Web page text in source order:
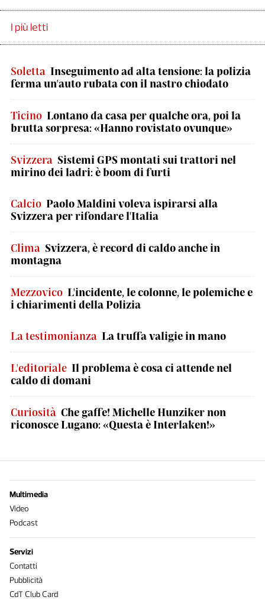
I più letti
Soletta Inseguimento ad alta tensione: la polizia
ferma un'auto rubata con il nastro chiodato
Ticino Lontano da casa per qualche ora, poi la
brutta sorpresa: «Hanno rovistato ovunque»
Svizzera Sistemi GPS montati sui trattori nel
mirino dei ladri: è boom di furti
Calcio Paolo Maldini voleva ispirarsi alla
Svizzera per rifondare l'Italia
Clima Svizzera, è record di caldo anche in
montagna
Mezzovico L'incidente, le colonne, le polemiche e
i chiarimenti della Polizia
La testimonianza La truffa valigie in mano
L'editoriale Il problema è cosa ci attende nel
caldo di domani
Curiosità Che gaffe! Michelle Hunziker non
riconosce Lugano: «Questa è Interlaken!»
Multimedia
Video
Podcast
Servizi
Contatti
Pubblicità
CdT Club Card